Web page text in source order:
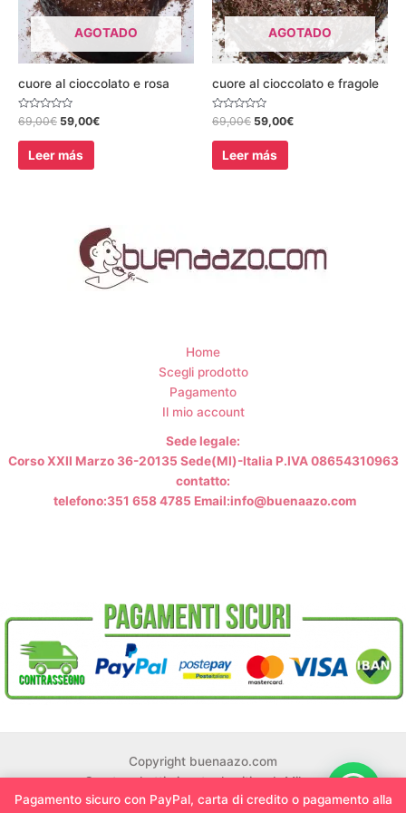
AGOTADO
cuore al cioccolato e rosa
Valorado
con
0
69,00€ 59,00€
Leer más
AGOTADO
cuore al cioccolato e fragole
Valorado
con
0
69,00€ 59,00€
Leer más
Home
Scegli prodotto
Pagamento
Il mio account
Sede legale:
Corso XXII Marzo 36-20135 Sede(MI)-Italia P.IVA 08654310963
contatto:
telefono:351 658 4785 Email:info@buenaazo.com
Copyright buenaazo.com
Creato ed ottimizzato da siti web Milano
Pagamento sicuro con PayPal, carta di credito o pagamento alla